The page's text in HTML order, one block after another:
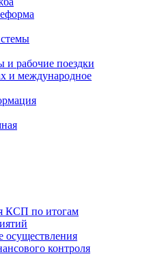
рабочие поездки
и международное
КСП по итогам
осуществления
контроля